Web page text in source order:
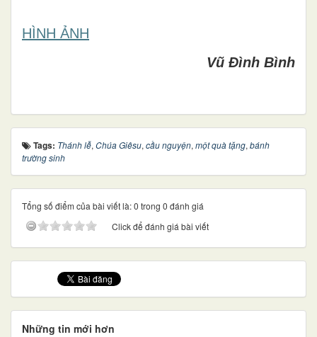
HÌNH ẢNH
Vũ Đình Bình
Tags: Thánh lễ, Chúa Giêsu, cầu nguyện, một quà tặng, bánh
trường sinh
Tổng số điểm của bài viết là: 0 trong 0 đánh giá
Click để đánh giá bài viết
Những tin mới hơn